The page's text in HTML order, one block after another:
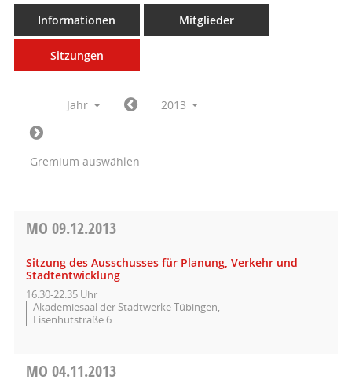
Informationen Mitglieder
Sitzungen
Jahr 2013
Gremium auswählen
MO 09.12.2013
Sitzung des Ausschusses für Planung, Verkehr und
Stadtentwicklung
16:30-22:35 Uhr
Akademiesaal der Stadtwerke Tübingen,
Eisenhutstraße 6
MO 04.11.2013